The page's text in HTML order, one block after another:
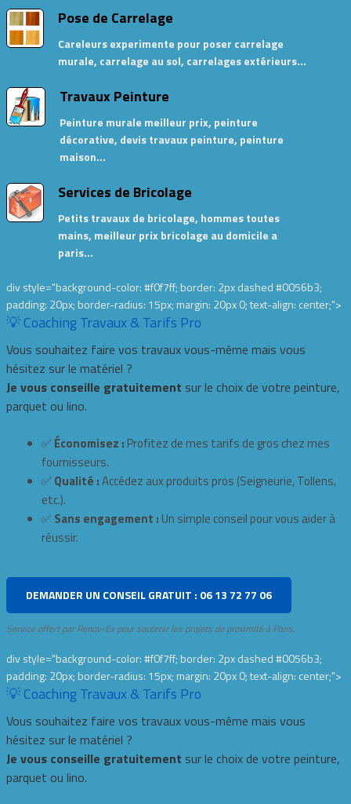
Pose de Carrelage
Careleurs experimente pour poser carrelage
murale, carrelage au sol, carrelages extérieurs…
Travaux Peinture
Peinture murale meilleur prix, peinture
décorative, devis travaux peinture, peinture
maison…
Services de Bricolage
Petits travaux de bricolage, hommes toutes
mains, meilleur prix bricolage au domicile a
paris…
div style="background-color: #f0f7ff; border: 2px dashed #0056b3;
padding: 20px; border-radius: 15px; margin: 20px 0; text-align: center;">
💡 Coaching Travaux & Tarifs Pro
Vous souhaitez faire vos travaux vous-même mais vous
hésitez sur le matériel ?
Je vous conseille gratuitement sur le choix de votre peinture,
parquet ou lino.
✅ Économisez : Profitez de mes tarifs de gros chez mes
fournisseurs.
✅ Qualité :Accédez aux produits pros (Seigneurie, Tollens,
etc.).
✅ Sans engagement : Un simple conseil pour vous aider à
réussir.
DEMANDER UN CONSEIL GRATUIT : 06 13 72 77 06
Service offert par Renov-Ex pour soutenir les projets de proximité à Paris.
div style="background-color: #f0f7ff; border: 2px dashed #0056b3;
padding: 20px; border-radius: 15px; margin: 20px 0; text-align: center;">
💡 Coaching Travaux & Tarifs Pro
Vous souhaitez faire vos travaux vous-même mais vous
hésitez sur le matériel ?
Je vous conseille gratuitement sur le choix de votre peinture,
parquet ou lino.